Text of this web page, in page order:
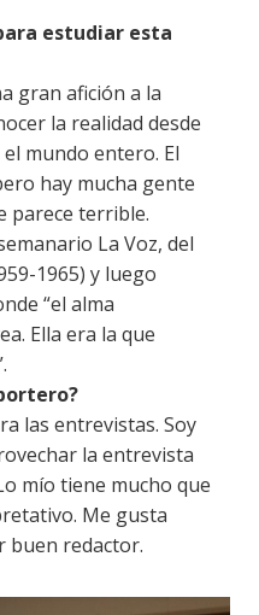
estudiar esta
gran afición a la
la realidad desde
mundo entero. El
hay mucha gente
parece terrible.
La Voz, del
1965) y luego
“el alma
Ella era la que
las entrevistas. Soy
la entrevista
mío tiene mucho que
Me gusta
buen redactor.